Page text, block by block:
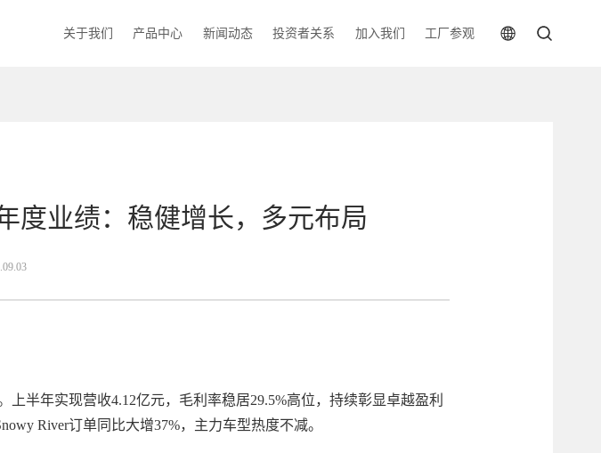
关于我们 产品中心 新闻动态 投资者关系 加入我们 工厂参观
度业绩：稳健增长，多元布局
半年实现营收4.12亿元，毛利率稳居29.5%高位，持续彰显卓越盈利
River订单同比大增37%，主力车型热度不减。